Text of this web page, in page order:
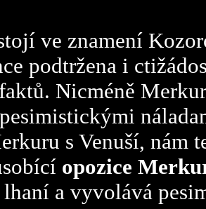
ve znamení
podtržena i
Nicméně
s Venuší, nám
opozice
a vyvolává